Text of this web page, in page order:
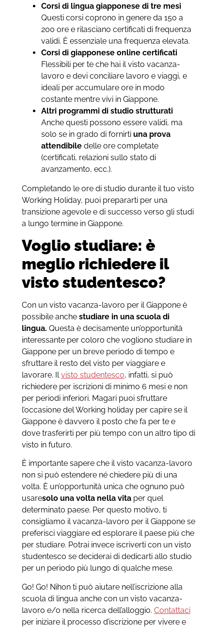
Corsi di lingua giapponese di tre mesi
Questi corsi coprono in genere da 150 a
200 ore e rilasciano certificati di frequenza
validi. È essenziale una frequenza elevata.
Corsi di giapponese online certificati
Flessibili per te che hai il visto vacanza-
lavoro e devi conciliare lavoro e viaggi, e
ideali per accumulare ore in modo
costante mentre vivi in Giappone.
Altri programmi di studio strutturati
Anche questi possono essere validi, ma
solo se in grado di fornirti una prova
attendibiledelle ore completate
(certificati, relazioni sullo stato di
avanzamento, ecc.).
Completando le ore di studio durante il tuo visto
Working Holiday, puoi prepararti per una
transizione agevole e di successo verso gli studi
a lungo termine in Giappone.
Voglio studiare: è
meglio richiedere il
visto studentesco?
Con un visto vacanza-lavoro per il Giappone è
possibile anche studiare in una scuola di
lingua. Questa è decisamente un’opportunità
interessante per coloro che vogliono studiare in
Giappone per un breve periodo di tempo e
sfruttare il resto del visto per viaggiare e
lavorare. Ilvisto studentesco, infatti, si può
richiedere per iscrizioni di minimo 6 mesi e non
per periodi inferiori. Magari puoi sfruttare
l’occasione del Working holiday per capire se il
Giappone è davvero il posto che fa per te e
dove trasferirti per più tempo con un altro tipo di
visto in futuro.
È importante sapere che il visto vacanza-lavoro
non si può estendere né chiedere più di una
volta. È un’opportunità unica che ognuno può
usaresolo una volta nella vitaper quel
determinato paese. Per questo motivo, ti
consigliamo il vacanza-lavoro per il Giappone se
preferisci viaggiare ed esplorare il paese più che
per studiare. Potrai invece iscriverti con un visto
studentesco se deciderai di dedicarti allo studio
per un periodo più lungo di qualche mese.
Go! Go! Nihon ti può aiutare nell’iscrizione alla
scuola di lingua anche con un visto vacanza-
lavoro e/o nella ricerca dell’alloggio. Contattaci
per iniziare il processo d’iscrizione per vivere e